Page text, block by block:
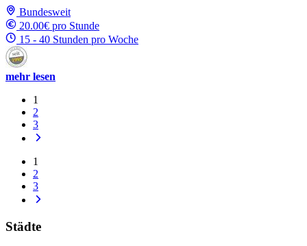
Bundesweit
20.00€ pro Stunde
15 - 40 Stunden pro Woche
mehr lesen
1
2
3
1
2
3
Städte